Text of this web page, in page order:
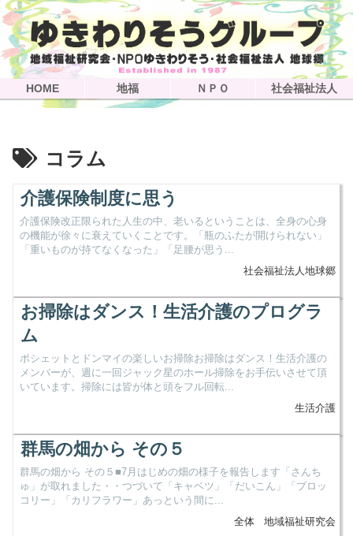
HOME 地福 ＮＰＯ 社会福祉法人
コラム
介護保険制度に思う
介護保険改正限られた人生の中、老いるということは、全身の心身
の機能が徐々に衰えていくことです。「瓶のふたが開けられない」
「重いものが持てなくなった」「足腰が思う...
社会福祉法人地球郷
お掃除はダンス！生活介護のプログラ
ム
ポシェットとドンマイの楽しいお掃除お掃除はダンス！生活介護の
メンバーが、週に一回ジャック星のホール掃除をお手伝いさせて頂
いています。掃除には皆が体と頭をフル回転...
生活介護
群馬の畑から その５
群馬の畑から その５■7月はじめの畑の様子を報告します「さんち
ゅ」が取れました・・つづいて「キャベツ」「だいこん」「ブロッ
コリー」「カリフラワー」あっという間に...
全体
地域福祉研究会